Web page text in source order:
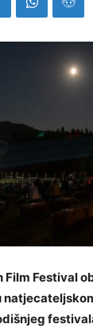
Film Festival